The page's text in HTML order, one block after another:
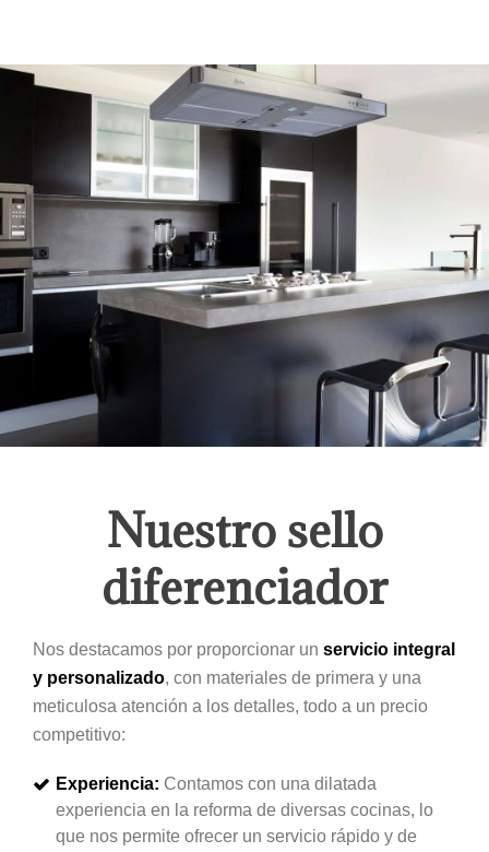
Nuestro sello
diferenciador
Nos destacamos por proporcionar un servicio integral
y personalizado, con materiales de primera y una
meticulosa atención a los detalles, todo a un precio
competitivo:
Experiencia: Contamos con una dilatada
experiencia en la reforma de diversas cocinas, lo
que nos permite ofrecer un servicio rápido y de